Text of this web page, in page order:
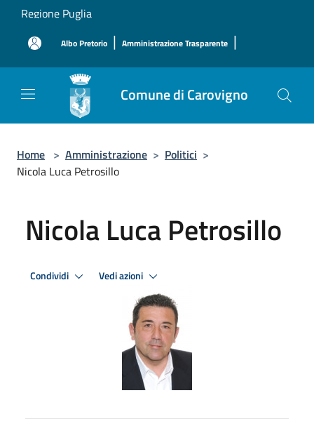
Salta al contenuto principale
Regione Puglia
Albo Pretorio | Amministrazione Trasparente |
Comune di Carovigno
Home > Amministrazione > Politici >
Nicola Luca Petrosillo
Nicola Luca Petrosillo
Condividi Vedi azioni